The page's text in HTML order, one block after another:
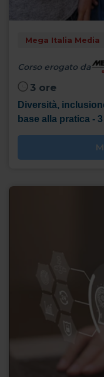
Mega Italia Media
Corso erogato da
3 ore
Diversità,
base alla pratica -